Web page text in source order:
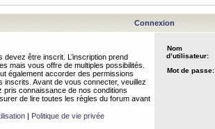
Connexion
être inscrit. L’inscription prend
mais vous offre de multiples possibilités.
également accorder des permissions
inscrits. Avant de vous connecter, veuillez
connaissance de nos conditions
de lire toutes les règles du forum avant
| Politique de vie privée
Nom
d’utilisateur:
Mot de passe: